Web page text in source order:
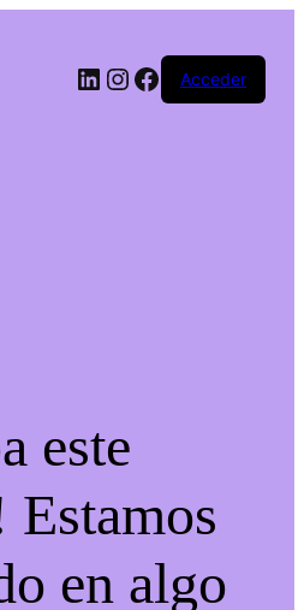
LinkedIn
Instagram
Facebook
Acceder
este
Estamos
en algo